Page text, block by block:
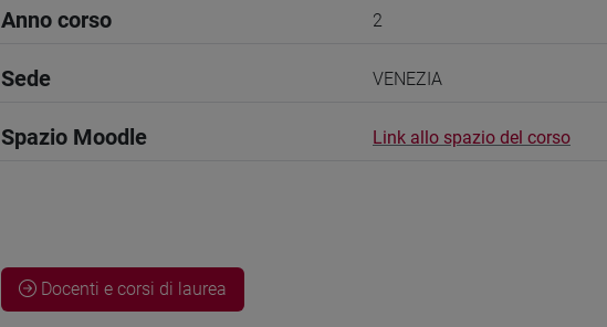
Anno corso 2
Sede VENEZIA
Spazio Moodle Link allo spazio del corso
Docenti e corsi di laurea